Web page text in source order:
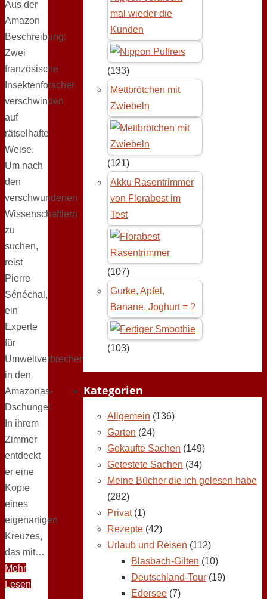
Aus der
Amazon
Beschreibung:
Zwei
französische
Insektenforscher
verschwinden
auf
rätselhafte
Weise.
Um nach
den
verschwundenen
Wissenschaftlern
zu
suchen,
reist
Pierre
Sénéchal,
ein
Experte
für
Umweltverbrechen,
in den
Amazonas-
Dschungel.
In ihrem
Zimmer
entdeckt
er eine
Kopie
eines
eigenartigen
Kreuzes,
das mit…
Mehr
Lesen
mal wieder die
Kunden
(133)
Mettbrötchen mit
Zwiebeln
(121)
Akku Rasentrimmer
von Florabest im
Test
(107)
Gurke, Apfel,
Banane, Joghurt = ?
(103)
Kategorien
Allgemein (136)
Garten (24)
Gekaufte Sachen (149)
Getestete Sachen (34)
Meine Bücher die ich gelesen habe
(282)
Privat(1)
Rezepte (42)
Urlaub und Reisen (112)
Blasbach-Gilten (10)
Deutschland-Tour (19)
Edersee (7)